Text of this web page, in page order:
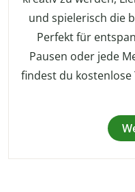
und spielerisch die
Perfekt für
Pausen oder jede
findest du kostenlose